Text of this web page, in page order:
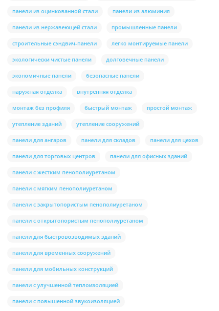
панели из оцинкованной стали панели из алюминия
панели из нержавеющей стали промышленные панели
строительные сэндвич-панели легко монтируемые панели
экологически чистые панели долговечные панели
экономичные панели безопасные панели
наружная отделка внутренняя отделка
монтаж без профиля быстрый монтаж простой монтаж
утепление зданий утепление сооружений
панели для ангаров панели для складов панели для цехов
панели для торговых центров панели для офисных зданий
панели с жестким пенополиуретаном
панели с мягким пенополиуретаном
панели с закрытопористым пенополиуретаном
панели с открытопористым пенополиуретаном
панели для быстровозводимых зданий
панели для временных сооружений
панели для мобильных конструкций
панели с улучшенной теплоизоляцией
панели с повышенной звукоизоляцией